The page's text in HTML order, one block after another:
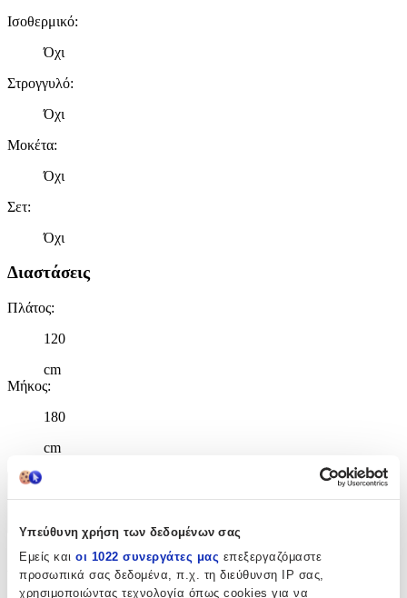
Υπεύθυνη χρήση των δεδομένων σας
Εμείς και οι 1022 συνεργάτες μας επεξεργαζόμαστε
προσωπικά σας δεδομένα, π.χ. τη διεύθυνση IP σας,
χρησιμοποιώντας τεχνολογία όπως cookies για να
Ισοθερμικό:
Όχι
Στρογγυλό:
Όχι
Μοκέτα:
Όχι
Σετ:
Όχι
Διαστάσεις
Πλάτος:
120
cm
Μήκος:
180
cm
Χαρακτηριστικά
Χαρακτηριστικά